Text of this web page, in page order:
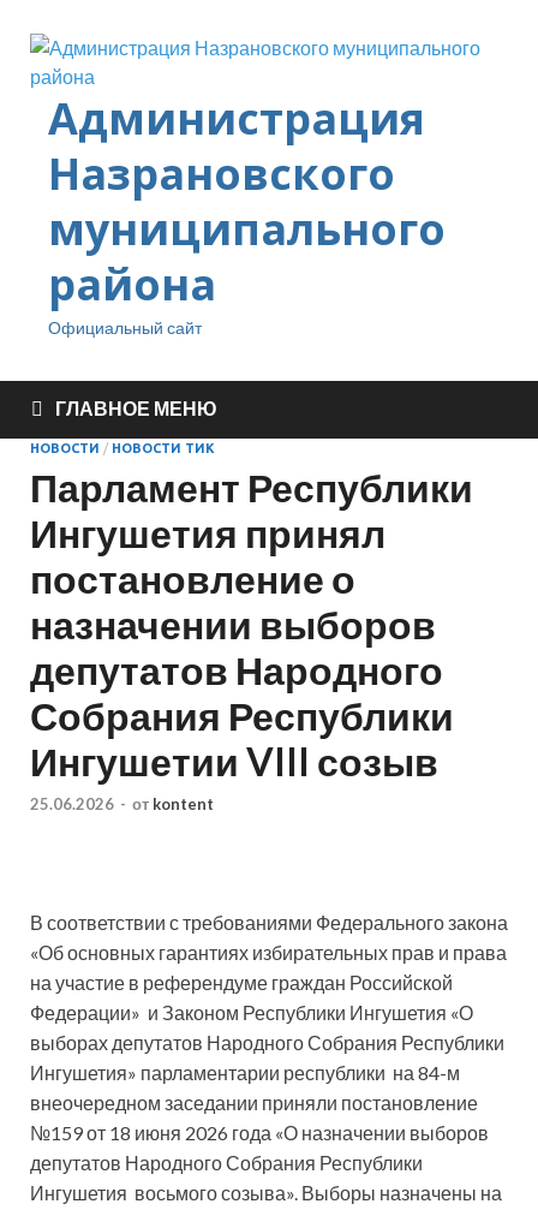
Администрация
Назрановского
муниципального
района
Официальный сайт
ГЛАВНОЕ МЕНЮ
НОВОСТИ / НОВОСТИ ТИК
Парламент Республики
Ингушетия принял
постановление о
назначении выборов
депутатов Народного
Собрания Республики
Ингушетии VIII созыв
25.06.2026 - от kontent
В соответствии с требованиями Федерального закона
«Об основных гарантиях избирательных прав и права
на участие в референдуме граждан Российской
Федерации» и Законом Республики Ингушетия «О
выборах депутатов Народного Собрания Республики
Ингушетия» парламентарии республики на 84-м
внеочередном заседании приняли постановление
№159 от 18 июня 2026 года «О назначении выборов
депутатов Народного Собрания Республики
Ингушетия восьмого созыва». Выборы назначены на